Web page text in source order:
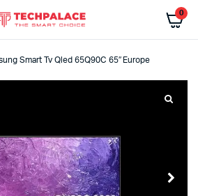
0
Smart Tv Qled 65Q90C 65″ Europe